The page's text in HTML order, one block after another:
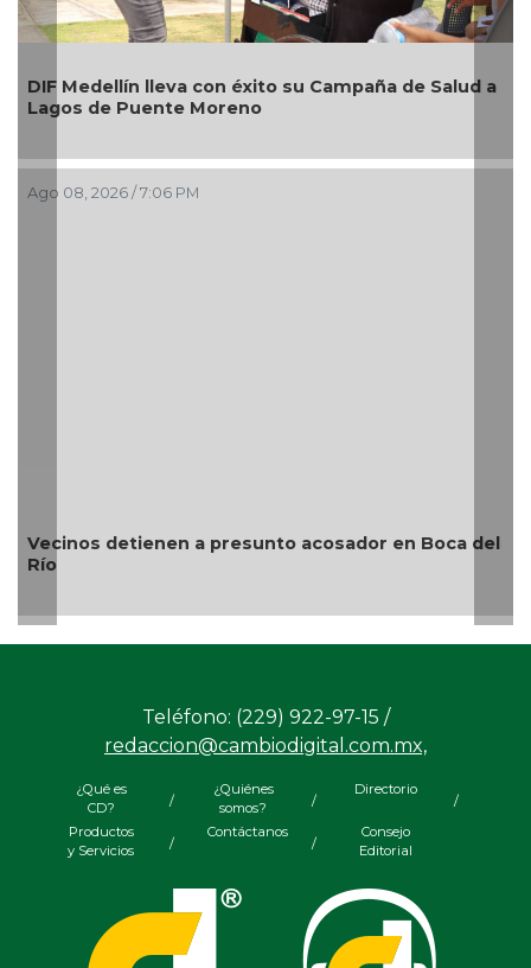
nuevos módulos comerciales para mejorar la
imagen de las playas e impulsar la economía de
Boca del Río
Teléfono: (229) 922-97-15 /
redaccion@cambiodigital.com.mx,
somos?
Productos
y Servicios
Contáctanos
/
Consejo
Editorial